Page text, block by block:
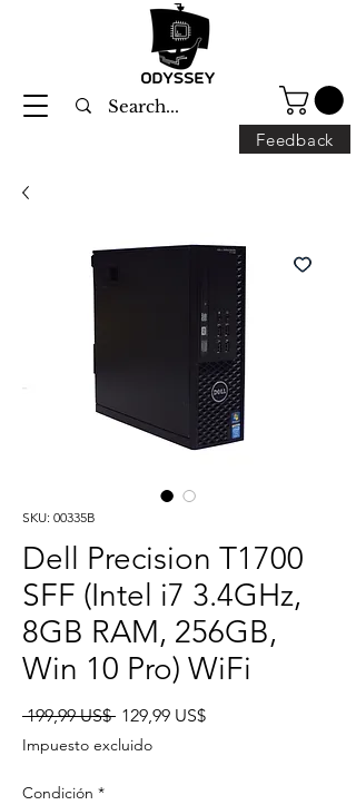
Feedback
SKU: 00335B
Dell Precision T1700
SFF (Intel i7 3.4GHz,
8GB RAM, 256GB,
Win 10 Pro) WiFi
199,99 US$ Precio
129,99 US$Precio
Impuesto excluido
Condición *